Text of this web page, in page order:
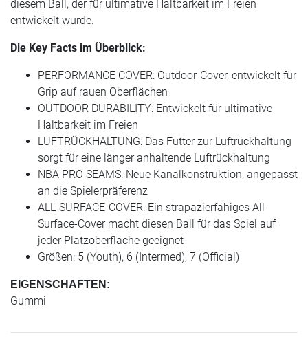
diesem Ball, der für ultimative Haltbarkeit im Freien
entwickelt wurde.
Die Key Facts im Überblick:
PERFORMANCE COVER: Outdoor-Cover, entwickelt für
Grip auf rauen Oberflächen
OUTDOOR DURABILITY: Entwickelt für ultimative
Haltbarkeit im Freien
LUFTRÜCKHALTUNG: Das Futter zur Luftrückhaltung
sorgt für eine länger anhaltende Luftrückhaltung
NBA PRO SEAMS: Neue Kanalkonstruktion, angepasst
an die Spielerpräferenz
ALL-SURFACE-COVER: Ein strapazierfähiges All-
Surface-Cover macht diesen Ball für das Spiel auf
jeder Platzoberfläche geeignet
Größen: 5 (Youth), 6 (Intermed), 7 (Official)
EIGENSCHAFTEN:
Gummi